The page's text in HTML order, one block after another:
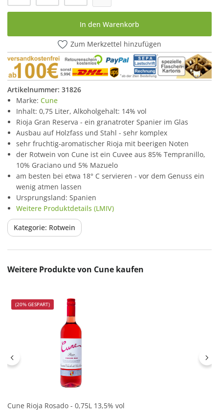
In den Warenkorb
Zum Merkzettel hinzufügen
Artikelnummer: 31826
Marke: Cune
Inhalt: 0,75 Liter, Alkoholgehalt: 14% vol
Rioja Gran Reserva - ein granatroter Spanier im Glas
Ausbau auf Holzfass und Stahl - sehr komplex
sehr fruchtig-aromatischer Rioja mit beerigen Noten
der Rotwein von Cune ist ein Cuvee aus 85% Tempranillo,
10% Graciano und 5% Mazuelo
am besten bei etwa 18° C servieren - vor dem Genuss ein
wenig atmen lassen
Ursprungsland: Spanien
Weitere Produktdetails (LMIV)
Kategorie: Rotwein
Produktgalerie überspringen
Weitere Produkte von Cune kaufen
(20% GESPART)
Cune Rioja Rosado - 0,75L 13,5% vol